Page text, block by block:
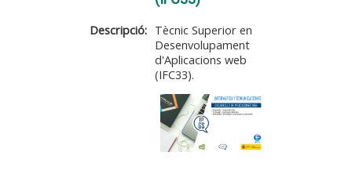
Descripció:
Tècnic Superior en
Desenvolupament
d'Aplicacions web
(IFC33).